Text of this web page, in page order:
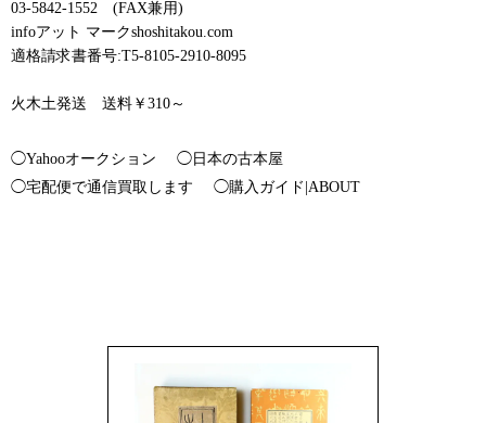
03-5842-1552 (FAX兼用)
infoアット マークshoshitakou.com
適格請求書番号:T5-8105-2910-8095
火木土発送 送料￥310～
◯Yahooオークション
◯日本の古本屋
◯宅配便で通信買取します
◯購入ガイド|ABOUT